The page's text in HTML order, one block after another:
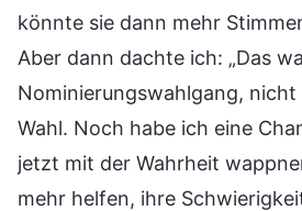
könnte sie dann mehr
Aber dann dachte ich: „Das
Nominierungswahlgang,
Wahl. Noch habe ich eine
jetzt mit der Wahrheit
mehr helfen, ihre